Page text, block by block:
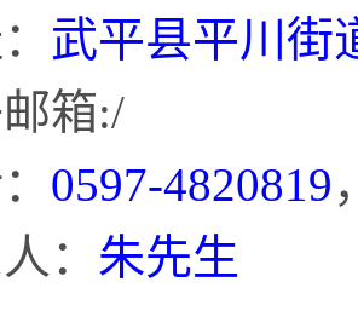
武平县平川街
箱:/
0597-4820819
： 朱先生